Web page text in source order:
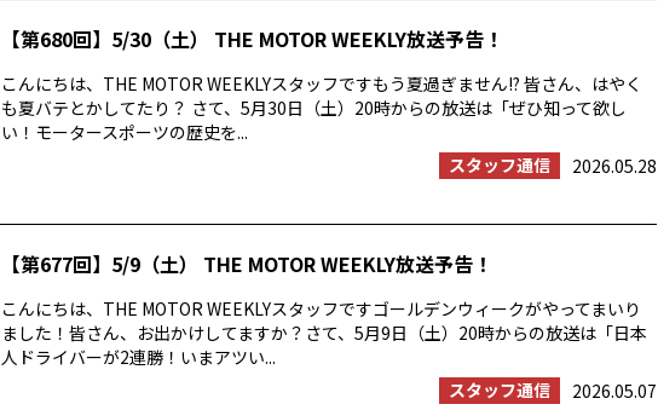
【第680回】5/30（土） THE MOTOR WEEKLY放送予告！
こんにちは、THE MOTOR WEEKLYスタッフですもう夏過ぎません!? 皆さん、はやく
も夏バテとかしてたり？ さて、5月30日（土）20時からの放送は「ぜひ知って欲し
い！モータースポーツの歴史を...
スタッフ通信
2026.05.28
【第677回】5/9（土） THE MOTOR WEEKLY放送予告！
こんにちは、THE MOTOR WEEKLYスタッフですゴールデンウィークがやってまいり
ました！皆さん、お出かけしてますか？さて、5月9日（土）20時からの放送は「日本
人ドライバーが2連勝！いまアツい...
スタッフ通信
2026.05.07